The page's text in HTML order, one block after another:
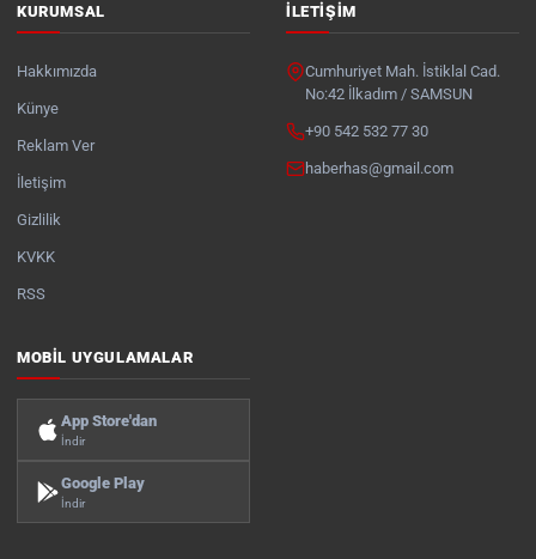
KURUMSAL
Hakkımızda
Künye
Reklam Ver
İletişim
Gizlilik
KVKK
RSS
İLETIŞIM
Cumhuriyet Mah. İstiklal Cad.
No:42 İlkadım / SAMSUN
+90 542 532 77 30
haberhas@gmail.com
MOBIL UYGULAMALAR
App Store'dan
İndir
Google Play
İndir